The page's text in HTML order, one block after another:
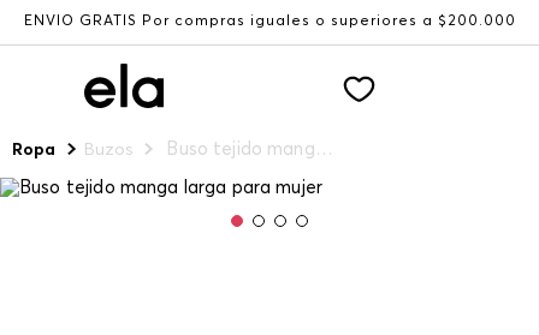
ENVÍO GRATIS Por compras iguales o superiores a $200.000
Ropa Buzos Buso tejido manga larga para mujer